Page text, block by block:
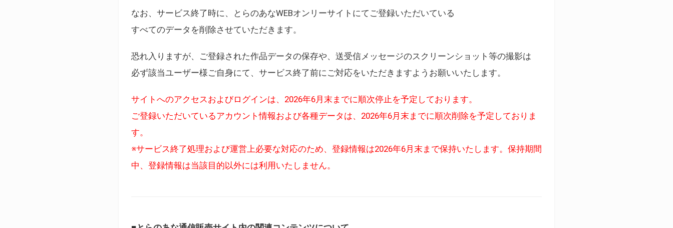
なお、サービス終了時に、とらのあなWEBオンリーサイトにてご登録いただいている
すべてのデータを削除させていただきます。
恐れ入りますが、ご登録された作品データの保存や、送受信メッセージのスクリーンショット等の撮影は
必ず該当ユーザー様ご自身にて、サービス終了前にご対応をいただきますようお願いいたします。
サイトへのアクセスおよびログインは、2026年6月末までに順次停止を予定しております。
ご登録いただいているアカウント情報および各種データは、2026年6月末までに順次削除を予定しておりま
す。
※サービス終了処理および運営上必要な対応のため、登録情報は2026年6月末まで保持いたします。保持期間
中、登録情報は当該目的以外には利用いたしません。